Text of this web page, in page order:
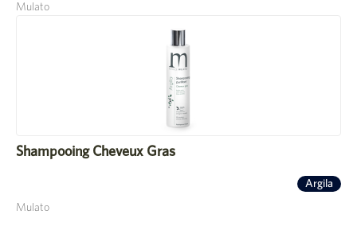
Mulato
Shampooing Cheveux Gras
Argila
Mulato